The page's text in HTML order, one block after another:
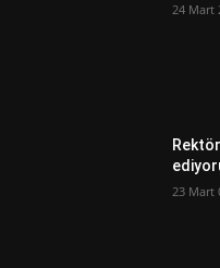
24 Mart
23 Mart